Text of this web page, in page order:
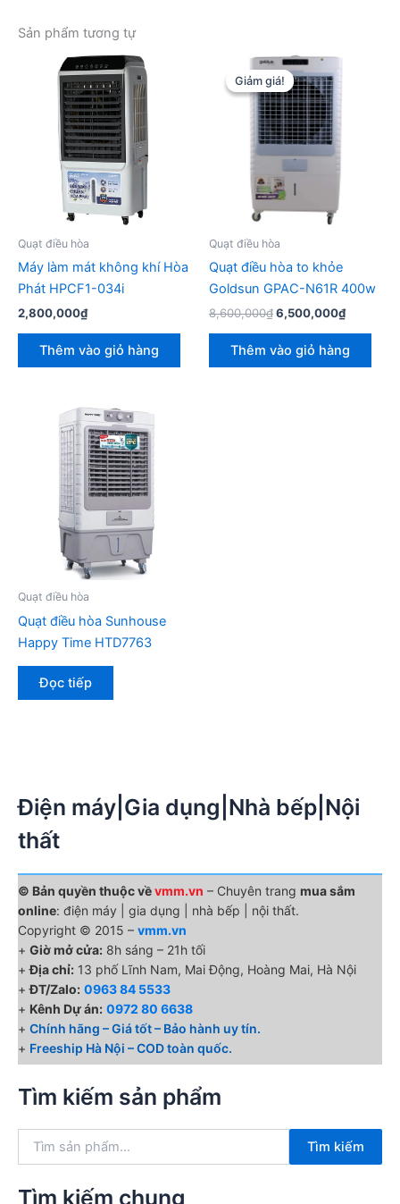
Sản phẩm tương tự
Quạt điều hòa
Máy làm mát không khí Hòa
Phát HPCF1-034i
2,800,000₫
Thêm vào giỏ hàng
Giảm giá!
Giảm giá!
Quạt điều hòa
Quạt điều hòa to khỏe
Goldsun GPAC-N61R 400w
8,600,000₫Giá
là:
8,600,000₫.
6,500,000₫Giá
là:
Thêm vào giỏ hàng
Quạt điều hòa
Quạt điều hòa Sunhouse
Happy Time HTD7763
Đọc tiếp
Điện máy|Gia dụng|Nhà bếp|Nội
thất
© Bản quyền thuộc vềvmm.vn – Chuyên trang mua sắm
online: điện máy | gia dụng | nhà bếp | nội thất.
Copyright © 2015 – vmm.vn
+ Giờ mở cửa: 8h sáng – 21h tối
+Địa chỉ: 13 phố Lĩnh Nam, Mai Động, Hoàng Mai, Hà Nội
+ĐT/Zalo: 0963 84 5533
+ Kênh Dự án: 0972 80 6638
+ Chính hãng – Giá tốt – Bảo hành uy tín.
+ Freeship Hà Nội – COD toàn quốc.
Tìm kiếm sản phẩm
k
Tìm kiếm
Tìm kiếm chung